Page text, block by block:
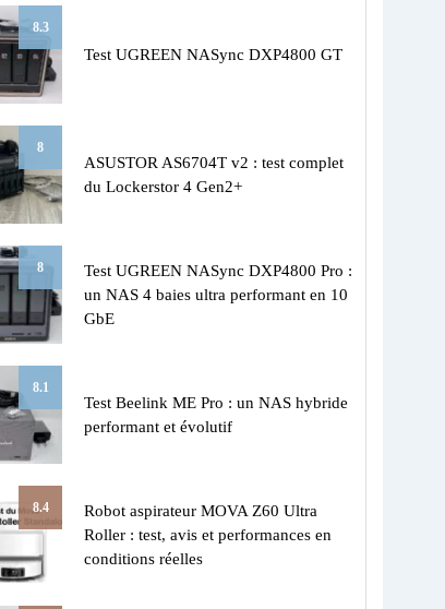
8.3
Test UGREEN NASync DXP4800 GT
8
ASUSTOR AS6704T v2 : test complet
du Lockerstor 4 Gen2+
8
Test UGREEN NASync DXP4800 Pro :
un NAS 4 baies ultra performant en 10
GbE
8.1
Test Beelink ME Pro : un NAS hybride
performant et évolutif
8.4
Robot aspirateur MOVA Z60 Ultra
Roller : test, avis et performances en
conditions réelles